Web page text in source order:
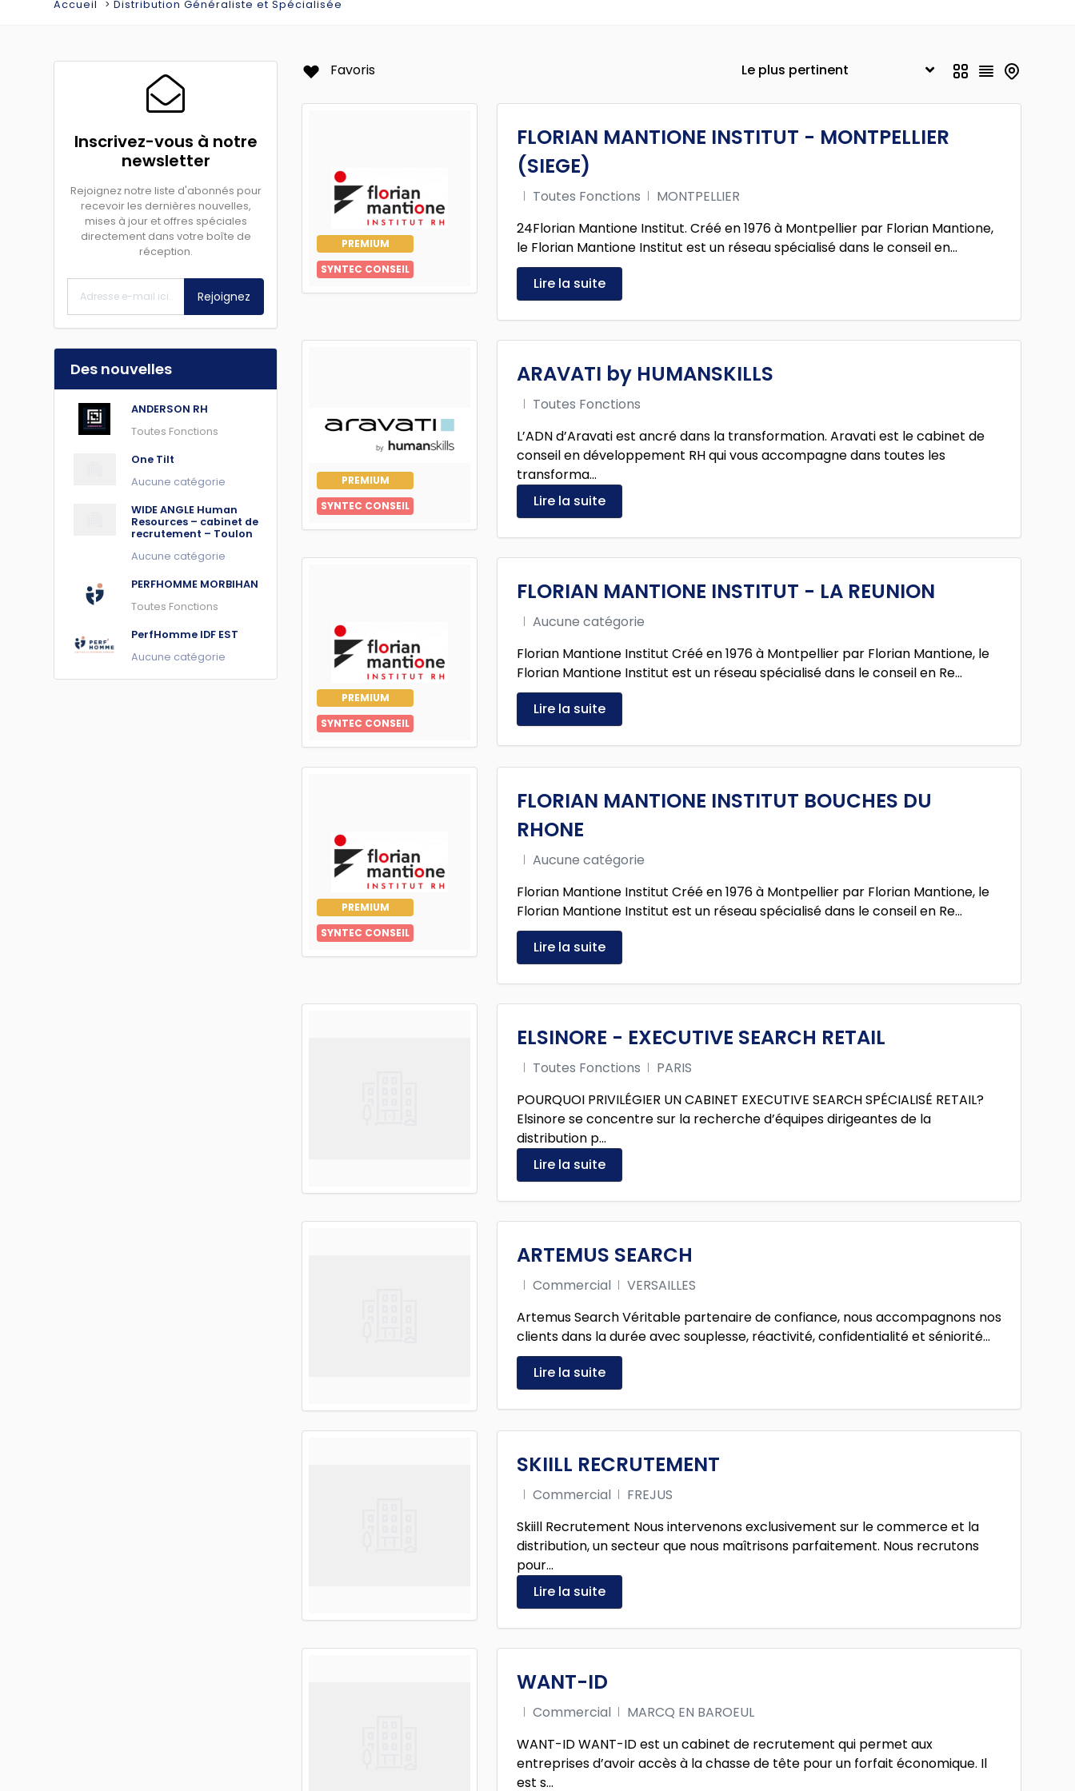
Accueil Distribution Généraliste et Spécialisée
Inscrivez-vous à notre
newsletter
Rejoignez notre liste d'abonnés pour
recevoir les dernières nouvelles,
mises à jour et offres spéciales
directement dans votre boîte de
réception.
Rejoignez
Des nouvelles
ANDERSON RH
Toutes Fonctions
One Tilt
Aucune catégorie
WIDE ANGLE Human
Resources – cabinet de
recrutement – Toulon
Aucune catégorie
PERFHOMME MORBIHAN
Toutes Fonctions
PerfHomme IDF EST
Aucune catégorie
Favoris
PREMIUM
SYNTEC CONSEIL
FLORIAN MANTIONE INSTITUT - MONTPELLIER
(SIEGE)
Toutes Fonctions
MONTPELLIER
24Florian Mantione Institut. Créé en 1976 à Montpellier par Florian Mantione,
le Florian Mantione Institut est un réseau spécialisé dans le conseil en...
Lire la suite
PREMIUM
SYNTEC CONSEIL
ARAVATI by HUMANSKILLS
Toutes Fonctions
L’ADN d’Aravati est ancré dans la transformation. Aravati est le cabinet de
conseil en développement RH qui vous accompagne dans toutes les
transforma...
Lire la suite
PREMIUM
SYNTEC CONSEIL
FLORIAN MANTIONE INSTITUT - LA REUNION
Aucune catégorie
Florian Mantione Institut Créé en 1976 à Montpellier par Florian Mantione, le
Florian Mantione Institut est un réseau spécialisé dans le conseil en Re...
Lire la suite
PREMIUM
SYNTEC CONSEIL
FLORIAN MANTIONE INSTITUT BOUCHES DU
RHONE
Aucune catégorie
Florian Mantione Institut Créé en 1976 à Montpellier par Florian Mantione, le
Florian Mantione Institut est un réseau spécialisé dans le conseil en Re...
Lire la suite
ELSINORE - EXECUTIVE SEARCH RETAIL
Toutes Fonctions
PARIS
POURQUOI PRIVILÉGIER UN CABINET EXECUTIVE SEARCH SPÉCIALISÉ RETAIL?
Elsinore se concentre sur la recherche d’équipes dirigeantes de la
distribution p...
Lire la suite
ARTEMUS SEARCH
Commercial
VERSAILLES
Artemus Search Véritable partenaire de confiance, nous accompagnons nos
clients dans la durée avec souplesse, réactivité, confidentialité et séniorité...
Lire la suite
SKIILL RECRUTEMENT
Commercial
FREJUS
Skiill Recrutement Nous intervenons exclusivement sur le commerce et la
distribution, un secteur que nous maîtrisons parfaitement. Nous recrutons
pour...
Lire la suite
WANT-ID
Commercial
MARCQ EN BAROEUL
WANT-ID WANT-ID est un cabinet de recrutement qui permet aux
entreprises d’avoir accès à la chasse de tête pour un forfait économique. Il
est s...